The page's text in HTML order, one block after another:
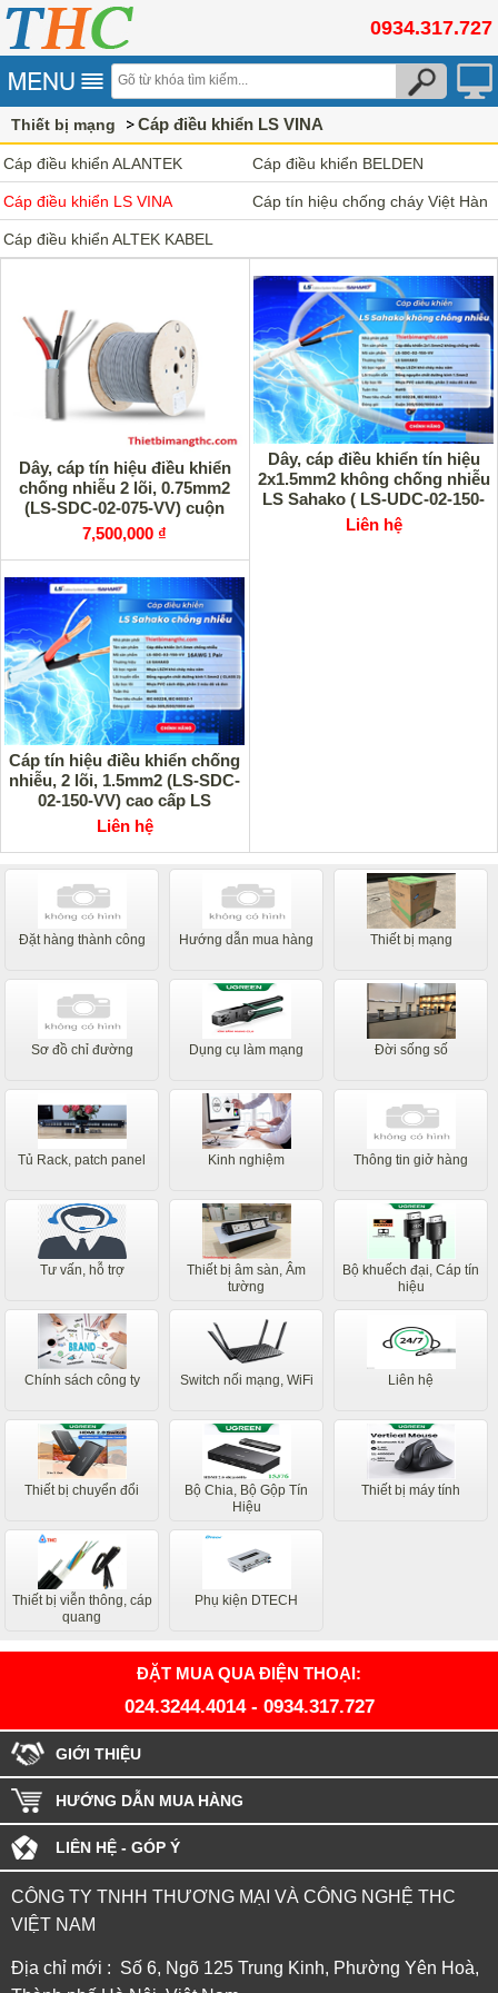
0934.317.727
Thiết bị mạng Cáp điều khiển LS VINA
Cáp điều khiển ALANTEK Cáp điều khiển BELDEN
Cáp điều khiển LS VINA Cáp tín hiệu chống cháy Việt Hàn
Cáp điều khiển ALTEK KABEL
Dây, cáp tín hiệu điều khiển
chống nhiễu 2 lõi, 0.75mm2
(LS-SDC-02-075-VV) cuộn
500m cao cấp
7,500,000 ₫
Dây, cáp điều khiển tín hiệu
2x1.5mm2 không chống nhiễu
LS Sahako ( LS-UDC-02-150-
VV) cao cấp
Liên hệ
Cáp tín hiệu điều khiển chống
nhiễu, 2 lõi, 1.5mm2 (LS-SDC-
02-150-VV) cao cấp LS
SAHAKO
Liên hệ
Đặt hàng thành công Hướng dẫn mua hàng Thiết bị mạng
Sơ đồ chỉ đường Dụng cụ làm mạng Đời sống số
Tủ Rack, patch panel Kinh nghiệm Thông tin giở hàng
Tư vấn, hỗ trợ
Thiết bị âm sàn, Âm
tường
Bộ khuếch đại, Cáp tín
hiệu
Chính sách công ty Switch nối mạng, WiFi Liên hệ
Thiết bị chuyển đổi
Bộ Chia, Bộ Gộp Tín
Hiệu
Thiết bị máy tính
Thiết bị viễn thông, cáp
quang
Phụ kiện DTECH
ĐẶT MUA QUA ĐIỆN THOẠI:
024.3244.4014- 0934.317.727
GIỚI THIỆU
HƯỚNG DẪN MUA HÀNG
LIÊN HỆ - GÓP Ý
CÔNG TY TNHH THƯƠNG MẠI VÀ CÔNG NGHỆ THC
VIỆT NAM
Địa chỉ mới : Số 6, Ngõ 125 Trung Kinh, Phường Yên Hoà,